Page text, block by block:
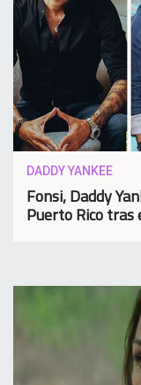
DADDY YANKEE
Fonsi, Daddy
Puerto Rico tras